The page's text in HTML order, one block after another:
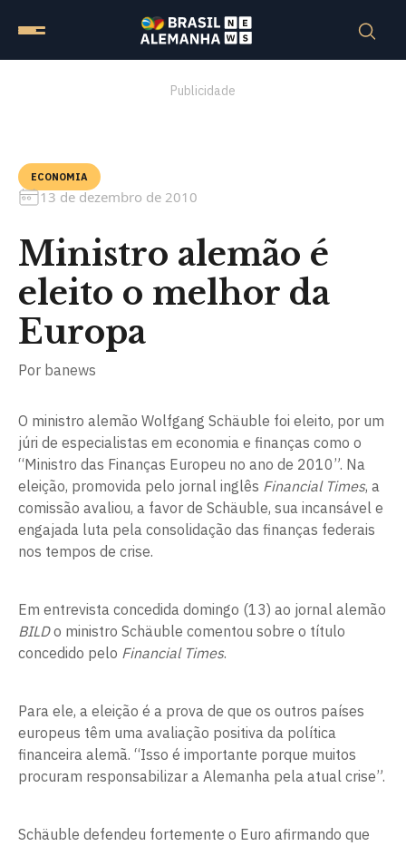
Publicidade
ECONOMIA
13 de dezembro de 2010
Ministro alemão é
eleito o melhor da
Europa
Por banews
O ministro alemão Wolfgang Schäuble foi eleito, por um
júri de especialistas em economia e finanças como o
“Ministro das Finanças Europeu no ano de 2010”. Na
eleição, promovida pelo jornal inglês Financial Times, a
comissão avaliou, a favor de Schäuble, sua incansável e
engajada luta pela consolidação das finanças federais
nos tempos de crise.
Em entrevista concedida domingo (13) ao jornal alemão
BILDo ministro Schäuble comentou sobre o título
concedido pelo Financial Times.
Para ele, a eleição é a prova de que os outros países
europeus têm uma avaliação positiva da política
financeira alemã. “Isso é importante porque muitos
procuram responsabilizar a Alemanha pela atual crise”.
Schäuble defendeu fortemente o Euro afirmando que